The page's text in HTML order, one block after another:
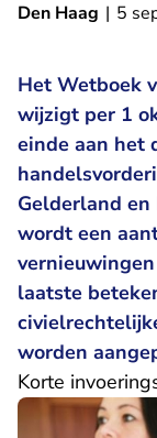
Den Haag | 5
Het Wetboek
wijzigt per 1
einde aan het
Gelderland
wordt een
laatste
worden
Korte